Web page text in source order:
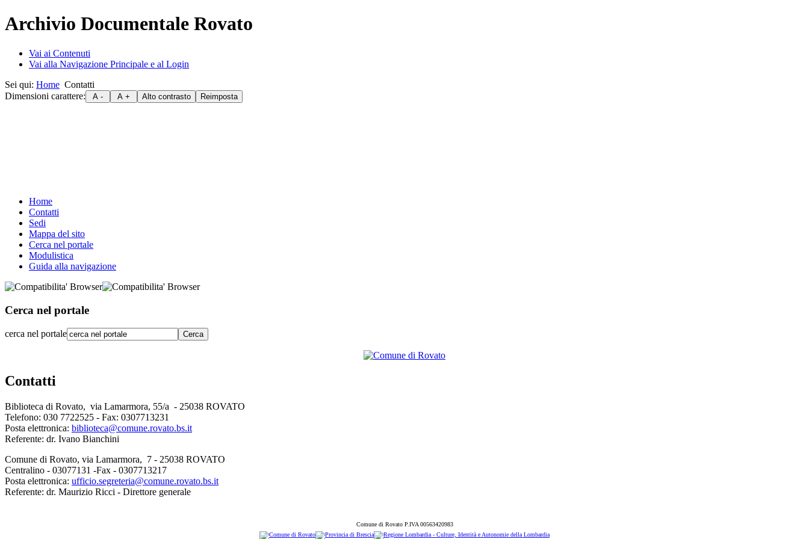
Archivio Documentale Rovato
Vai ai Contenuti
Vai alla Navigazione Principale e al Login
Sei qui: Home Contatti
Dimensioni carattere:
Home
Contatti
Sedi
Mappa del sito
Cerca nel portale
Modulistica
Guida alla navigazione
Cerca nel portale
cerca nel portale
Contatti
Biblioteca di Rovato, via Lamarmora, 55/a - 25038 ROVATO
Telefono: 030 7722525 - Fax: 0307713231
Posta elettronica: biblioteca@comune.rovato.bs.it
Referente: dr. Ivano Bianchini
Comune di Rovato, via Lamarmora, 7 - 25038 ROVATO
Centralino - 03077131 -Fax - 0307713217
Posta elettronica: ufficio.segreteria@comune.rovato.bs.it
Referente: dr. Maurizio Ricci - Direttore generale
Comune di Rovato P.IVA 00563420983